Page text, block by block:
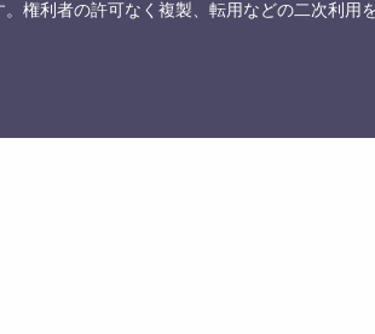
権利者の許可なく複製、転用などの二次利用